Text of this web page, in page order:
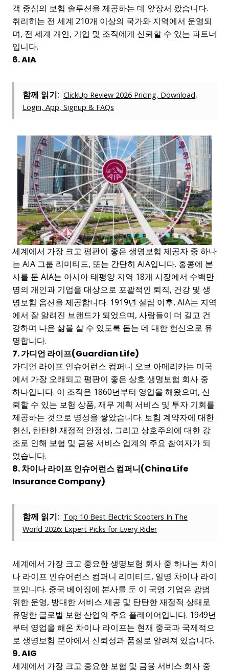
객 중심의 보험 솔루션을 제공하는 데 앞장서 왔습니다.
취리히는 전 세계 210개 이상의 국가와 지역에서 운영되
며, 전 세계 개인, 기업 및 조직에게 신뢰할 수 있는 파트너
입니다.
6. AIA
함께 읽기: ClickUp Review 2026 Pricing, Download,
Login, App, Signup & FAQs
세계에서 가장 크고 평판이 좋은 생명보험 제공자 중 하나
는 AIA 그룹 리미티드, 또는 간단히 AIA입니다. 홍콩에 본
사를 둔 AIA는 아시아 태평양 지역 18개 시장에서 수백만
명의 개인과 기업을 대상으로 포괄적인 퇴직, 건강 및 생
명보험 옵션을 제공합니다. 1919년 설립 이후, AIA는 지역
에서 잘 알려진 브랜드가 되었으며, 사람들이 더 길고 건
강하며 나은 삶을 살 수 있도록 돕는 데 대한 헌신으로 유
명합니다.
7. 가디언 라이프(Guardian Life)
가디언 라이프 인슈어런스 컴퍼니 오브 아메리카는 미국
에서 가장 오래되고 평판이 좋은 상호 생명보험 회사 중
하나입니다. 이 조직은 1860년부터 영업을 해왔으며, 신
뢰할 수 있는 보험 상품, 재무 계획 서비스 및 투자 기회를
제공하는 것으로 명성을 쌓았습니다. 보험 계약자에 대한
헌신, 탄탄한 재정적 안정성, 그리고 상호주의에 대한 강
조로 인해 보험 및 금융 서비스 업계의 주요 참여자가 되
었습니다.
8. 차이나 라이프 인슈어런스 컴퍼니(China Life
Insurance Company)
함께 읽기: Top 10 Best Electric Scooters In The
World 2026: Expert Picks for Every Rider
세계에서 가장 크고 중요한 생명보험 회사 중 하나는 차이
나 라이프 인슈어런스 컴퍼니 리미티드, 일명 차이나 라이
프입니다. 중국 베이징에 본사를 둔 이 국영 기업은 광범
위한 운영, 방대한 서비스 제공 및 탄탄한 재정적 상태로
유명한 글로벌 보험 산업의 주요 플레이어입니다. 1949년
부터 영업을 해온 차이나 라이프는 현재 중국과 국제적으
로 생명보험 분야에서 신뢰성과 품질로 알려져 있습니다.
9. AIG
세계에서 가장 크고 중요한 보험 및 금융 서비스 회사 중